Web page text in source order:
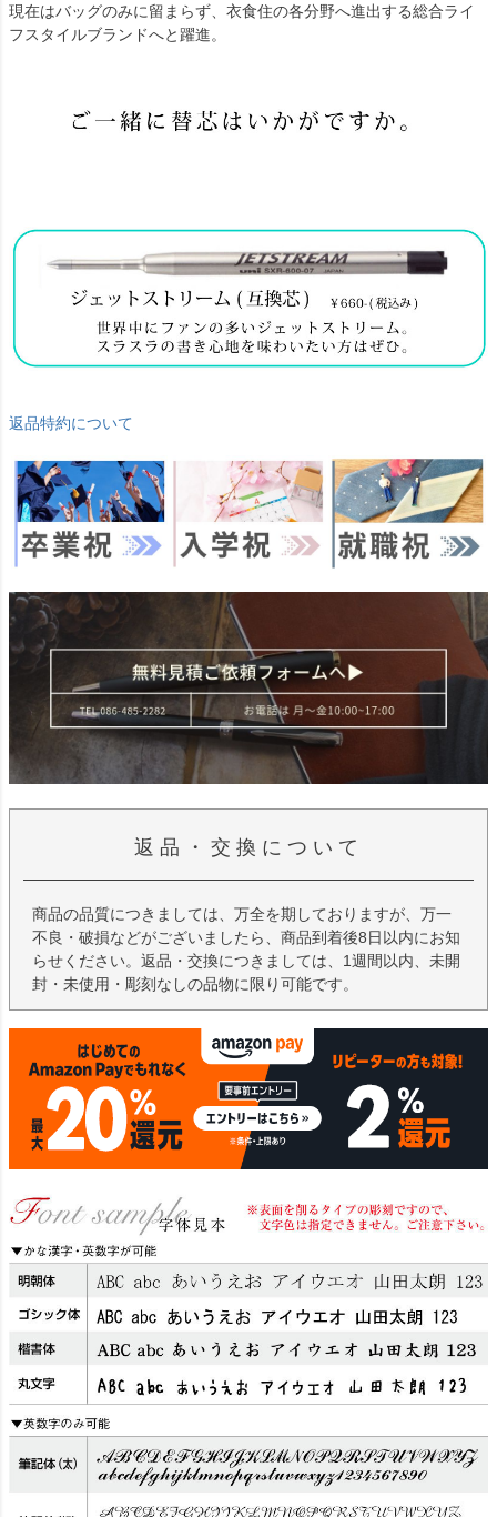
現在はバッグのみに留まらず、衣食住の各分野へ進出する総合ライ
フスタイルブランドへと躍進。
返品特約について
返品・交換について
商品の品質につきましては、万全を期しておりますが、万一
不良・破損などがございましたら、商品到着後8日以内にお知
らせください。返品・交換につきましては、1週間以内、未開
封・未使用・彫刻なしの品物に限り可能です。